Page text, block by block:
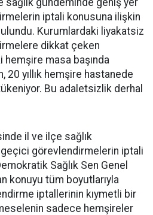
sağlık gündeminde geniş yer
iptali konusuna ilişkin
Kurumlardaki liyakatsiz
dikkat çeken
hemşire masa başında
20 yıllık hemşire hastanede
Bu adaletsizlik derhal
il ve ilçe sağlık
görevlendirmelerin iptali
Sağlık Sen Genel
konuyu tüm boyutlarıyla
iptallerinin kıymetli bir
sadece hemşireler